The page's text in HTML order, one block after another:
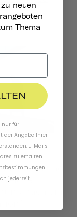
und
nach ein
neuen
Thema
nur für
der Angabe Ihrer
E-Mails
zu erhalten.
jederzeit